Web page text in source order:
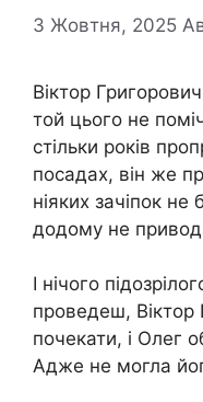
3 Жовтня, 2025
Віктор
той цього не
стільки років
посадах, він же
ніяких зачіпок не
додому не
І нічого
проведеш, Віктор
почекати, і Олег
Адже не могла